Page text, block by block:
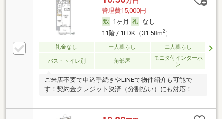
管理費15,000円
1ヶ月
なし
11階 / 1LDK（31.58m2）
礼金なし 一人暮らし 二人暮らし
バス・トイレ別 角部屋
モニタ付インターホ
ン
ご来店不要で申込手続きやLINEで物件紹介も可能で
す！契約金クレジット決済（分割払い）にも対応！